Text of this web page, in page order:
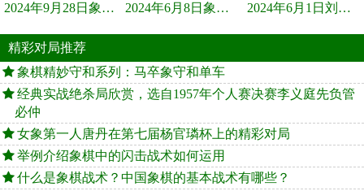
2024年9月28日象棋世界栏目，刘君、蒋川讲解了第九届杨官璘杯象棋... 2024年6月8日象棋世界，刘君、蒋川讲解了第九届杨官璘杯全国象棋... 2024年6月1日刘君、蒋川讲解第三届上海杯象棋大师赛谢靖与李少庚...
精彩对局推荐
象棋精妙守和系列：马卒象守和单车
经典实战绝杀局欣赏，选自1957年个人赛决赛李义庭先负管
必仲
女象第一人唐丹在第七届杨官璘杯上的精彩对局
举例介绍象棋中的闪击战术如何运用
什么是象棋战术？中国象棋的基本战术有哪些？